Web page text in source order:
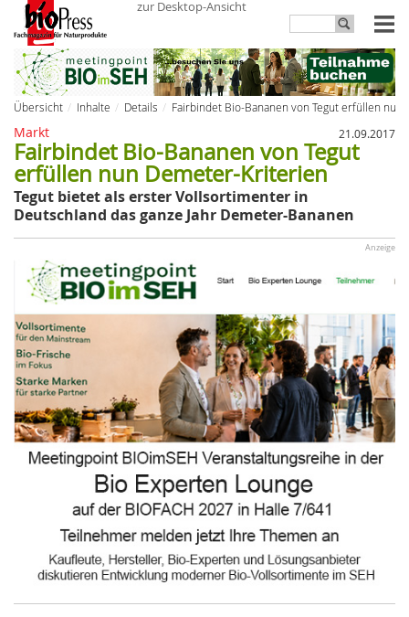
zur Desktop-Ansicht
Übersicht Inhalte Details Fairbindet Bio-Bananen von Tegut erfüllen
Markt 21.09.2017
Fairbindet Bio-Bananen von Tegut
erfüllen nun Demeter-Kriterien
Tegut bietet als erster Vollsortimenter in
Deutschland das ganze Jahr Demeter-Bananen
Anzeige